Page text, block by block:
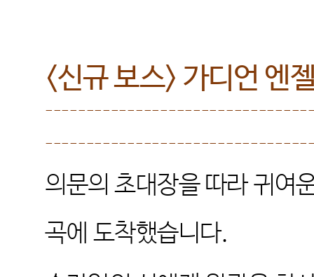
<신규 보스> 가디언 엔
의문의 초대장을 따라 귀여
곡에 도착했습니다.